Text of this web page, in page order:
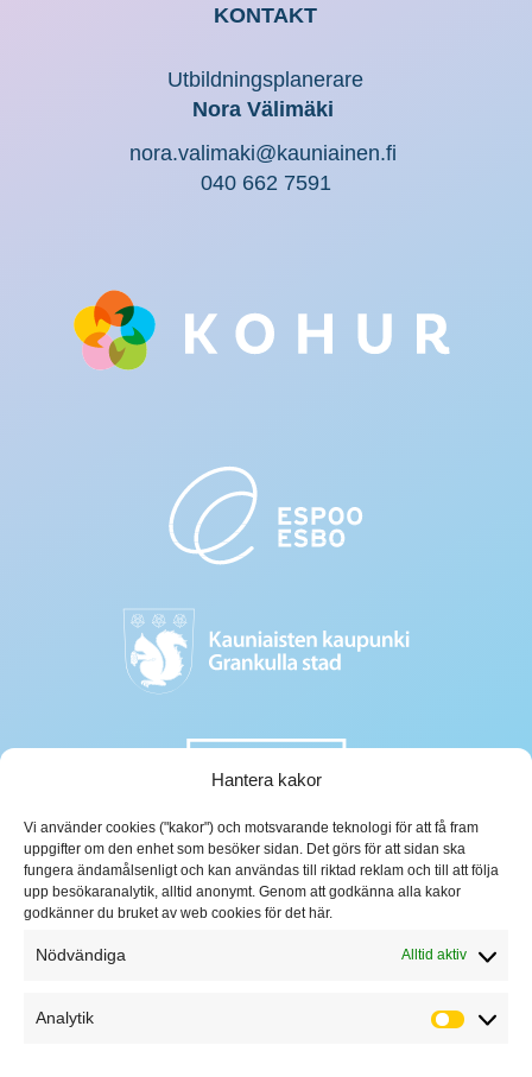
Hantera kakor
Vi använder cookies ("kakor") och motsvarande teknologi för att få fram
uppgifter om den enhet som besöker sidan. Det görs för att sidan ska
fungera ändamålsenligt och kan användas till riktad reklam och till att följa
upp besökaranalytik, alltid anonymt. Genom att godkänna alla kakor
godkänner du bruket av web cookies för det här.
Nödvändiga Alltid aktiv
Analytik
Analytik
KONTAKT
Utbildningsplanerare
Nora Välimäki
nora.valimaki@kauniainen.fi
040 662 7591